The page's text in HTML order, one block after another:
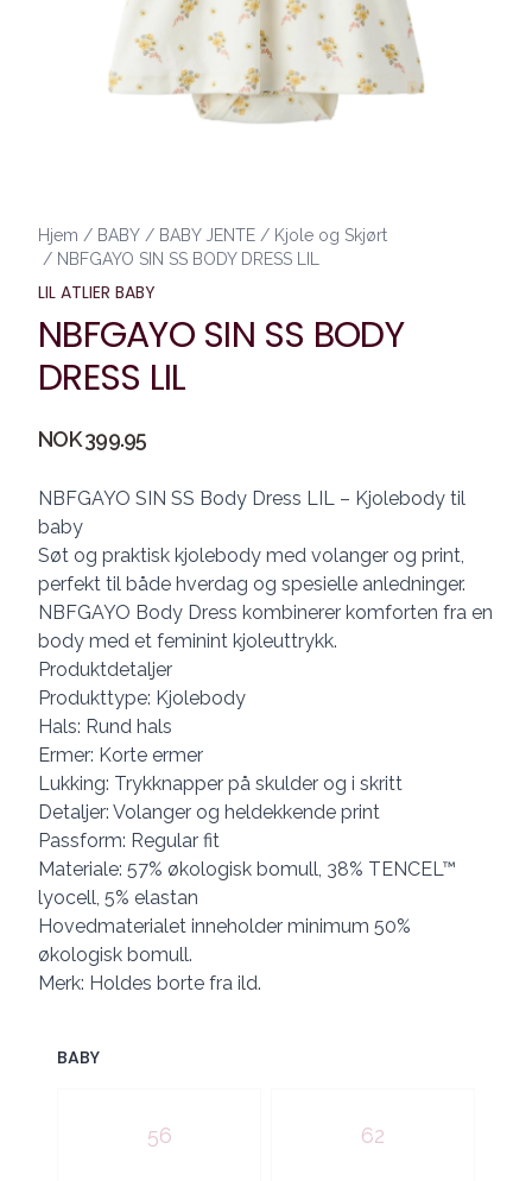
Hjem / BABY / BABY JENTE / Kjole og Skjørt
/ NBFGAYO SIN SS BODY DRESS LIL
LIL ATLIER BABY
NBFGAYO SIN SS BODY
DRESS LIL
Produktdetaljer
NOK 399.95
Description
NBFGAYO SIN SS Body Dress LIL – Kjolebody til
baby
Søt og praktisk kjolebody med volanger og print,
perfekt til både hverdag og spesielle anledninger.
NBFGAYO Body Dress kombinerer komforten fra en
body med et feminint kjoleuttrykk.
Produktdetaljer
Produkttype: Kjolebody
Hals: Rund hals
Ermer: Korte ermer
Lukking: Trykknapper på skulder og i skritt
Detaljer: Volanger og heldekkende print
Passform: Regular fit
Materiale: 57% økologisk bomull, 38% TENCEL™
lyocell, 5% elastan
Hovedmaterialet inneholder minimum 50%
økologisk bomull.
Merk: Holdes borte fra ild.
BABY
56 62